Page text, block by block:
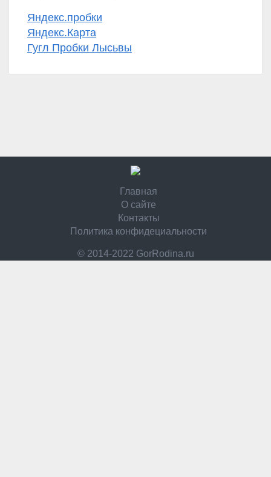
Яндекс.пробки
Яндекс.Карта
Гугл Пробки Лысьвы
Главная
О сайте
Контакты
Политика конфидециальности
© 2014-2022 GorRodina.ru